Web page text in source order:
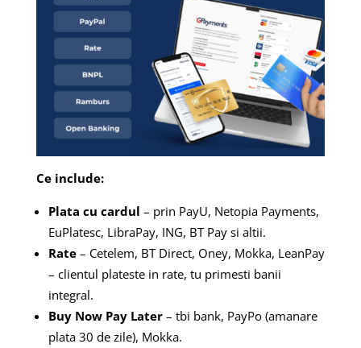
Ce include:
Plata cu cardul – prin PayU, Netopia Payments,
EuPlatesc, LibraPay, ING, BT Pay si altii.
Rate– Cetelem, BT Direct, Oney, Mokka, LeanPay
– clientul plateste in rate, tu primesti banii
integral.
Buy Now Pay Later – tbi bank, PayPo (amanare
plata 30 de zile), Mokka.